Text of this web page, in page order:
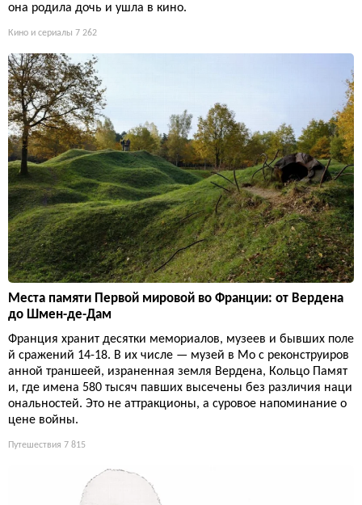
она родила дочь и ушла в кино.
Кино и сериалы 7 262
Места памяти Первой мировой во Франции: от Вердена
до Шмен-де-Дам
Франция хранит десятки мемориалов, музеев и бывших поле
й сражений 14-18. В их числе — музей в Мо с реконструиров
анной траншеей, израненная земля Вердена, Кольцо Памят
и, где имена 580 тысяч павших высечены без различия наци
ональностей. Это не аттракционы, а суровое напоминание о
цене войны.
Путешествия 7 815